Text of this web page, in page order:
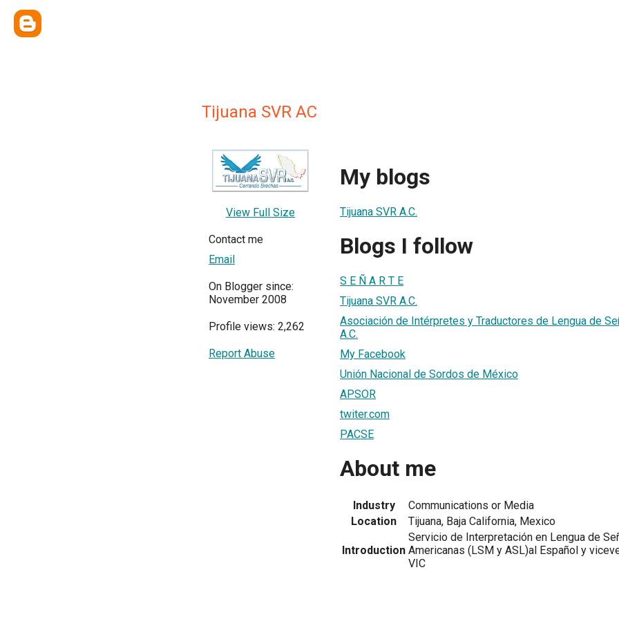
Tijuana SVR AC
View Full Size
Contact me
Email
On Blogger since:
November 2008
Profile views: 2,262
Report Abuse
My blogs
Tijuana SVR A.C.
Blogs I follow
S E Ñ A R T E
Tijuana SVR A.C.
Asociación de Intérpretes y Traductores de Lengua de
A.C.
My Facebook
Unión Nacional de Sordos de México
APSOR
twiter.com
PACSE
About me
Industry
Communications or Media
Location
Tijuana, Baja California, Mexico
Introduction
Servicio de Interpretación en Lengua de
Americanas (LSM y ASL)al Español y
VIC